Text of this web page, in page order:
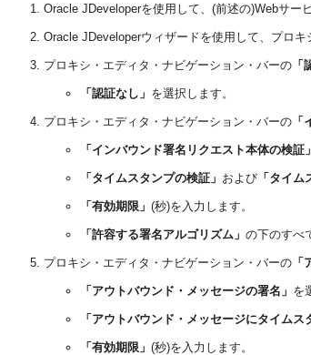
Oracle JDeveloperを使用して、(前述の)Webサー
Oracle JDeveloperウィザードを使用して、プロ
プロキシ・エディタ・ナビゲーション・バーの 「
「認証なし」 を選択します。
プロキシ・エディタ・ナビゲーション・バーの
「インバウンド署名リクエスト本体の検証」
「タイムスタンプの検証」 および 「タイム
「有効期限」 (秒)を入力します。
「許容する署名アルゴリズム」 の下のすべ
プロキシ・エディタ・ナビゲーション・バーの
「アウトバウンド・メッセージの署名」 を
「アウトバウンド・メッセージにタイムス
「有効期限」 (秒)を入力します。